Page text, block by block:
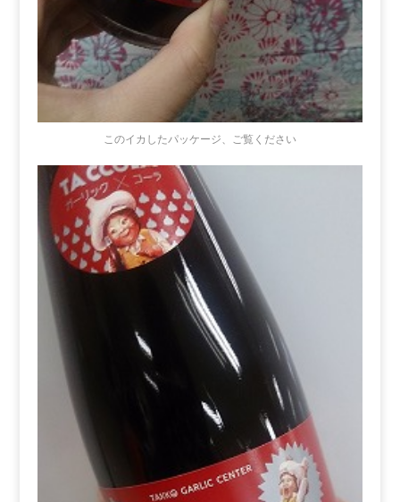
このイカしたパッケージ、ご覧ください